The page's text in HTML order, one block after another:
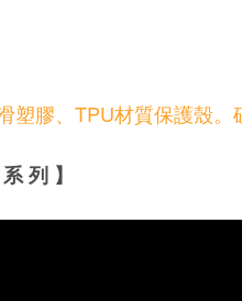
塑膠、TPU材質保護殼。
列 】